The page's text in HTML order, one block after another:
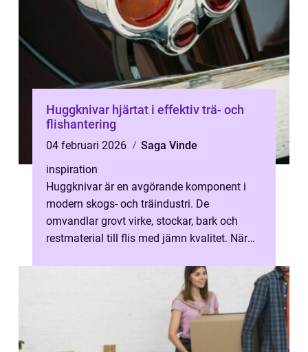
Huggknivar hjärtat i effektiv trä- och
flishantering
04 februari 2026
Saga Vinde
inspiration
Huggknivar är en avgörande komponent i
modern skogs- och träindustri. De
omvandlar grovt virke, stockar, bark och
restmaterial till flis med jämn kvalitet. När